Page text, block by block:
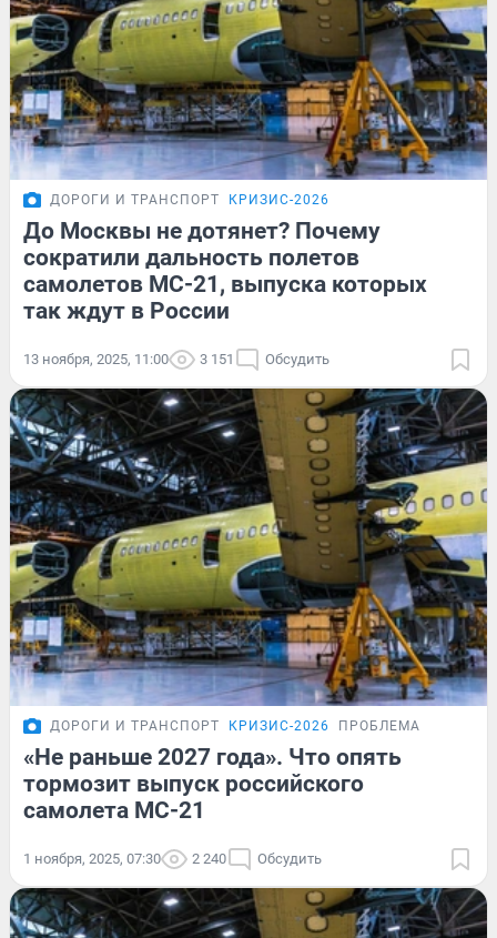
ДОРОГИ И ТРАНСПОРТ КРИЗИС-2026
До Москвы не дотянет? Почему
сократили дальность полетов
самолетов МС-21, выпуска которых
так ждут в России
13 ноября, 2025, 11:00 3 151 Обсудить
ДОРОГИ И ТРАНСПОРТ КРИЗИС-2026 ПРОБЛЕМА
«Не раньше 2027 года». Что опять
тормозит выпуск российского
самолета МС-21
1 ноября, 2025, 07:30 2 240 Обсудить